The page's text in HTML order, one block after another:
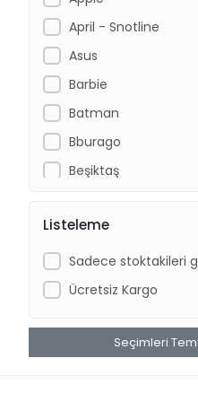
April - Snotline
Asus
Barbie
Batman
Bburago
Beşiktaş
Bubu
Buz Bee Toys
By Yıldız
Listeleme
Sadece stoktakileri
Ücretsiz Kargo
Seçimleri